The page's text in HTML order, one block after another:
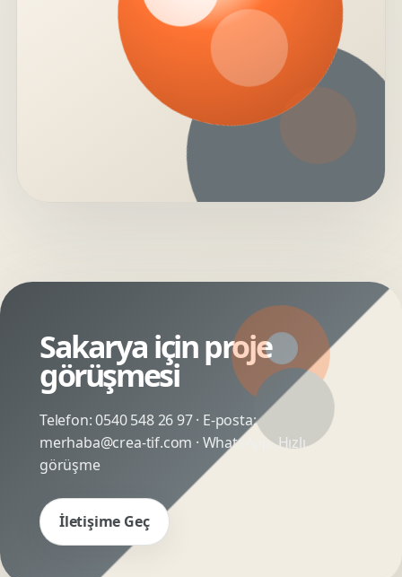
Sakarya için proje
görüşmesi
Telefon:0540 548 26 97· E-posta:
merhaba@crea-tif.com · WhatsApp:Hızlı
görüşme
İletişime Geç